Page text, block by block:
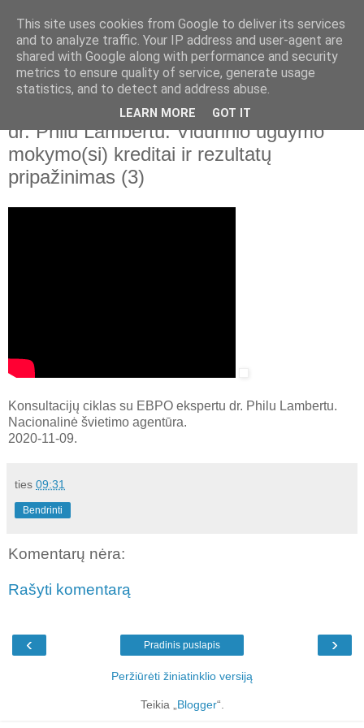
2020 m. lapkričio 9 d., pirmadienis
Konsultacijų ciklas su EBPO ekspertu
dr. Philu Lambertu. Vidurinio ugdymo
mokymo(si) kreditai ir rezultatų
pripažinimas (3)
Konsultacijų ciklas su EBPO ekspertu dr. Philu Lambertu.
Nacionalinė švietimo agentūra.
2020-11-09.
ties 09:31
Bendrinti
Komentarų nėra:
Rašyti komentarą
‹ ›
Pradinis puslapis
Peržiūrėti žiniatinklio versiją
Teikia „Blogger“.
This site uses cookies from Google to deliver its services
and to analyze traffic. Your IP address and user-agent are
shared with Google along with performance and security
metrics to ensure quality of service, generate usage
statistics, and to detect and address abuse.
LEARN MORE GOT IT